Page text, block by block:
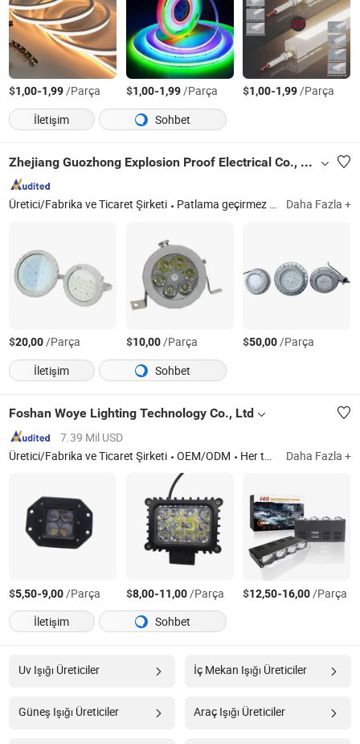
$1,00-1,99/Parça $1,00-1,99/Parça $1,00-1,99/Parça
İletişim
Sohbet
Zhejiang Guozhong Explosion Proof Electrical Co., Ltd.
Üretici/Fabrika ve Ticaret Şirketi Patlama geçirmez dağıtım kutusu Daha Fazla +
$20,00/Parça $10,00/Parça $50,00/Parça
İletişim
Sohbet
Foshan Woye Lighting Technology Co., Ltd
7.39 Mil USD
Üretici/Fabrika ve Ticaret Şirketi
OEM/ODM Her türlü LED motosiklet lambası ve otomobil lambası, halojen lamba, xenon lamba, fren lambaları, gösterge hız göstergesi ve çeşitli ihracata yönelik büyük ampuller Daha Fazla +
$5,50-9,00/Parça $8,00-11,00/Parça $12,50-16,00/Parça
İletişim
Sohbet
Uv Işığı Üreticiler İç Mekan Işığı Üreticiler
Güneş Işığı Üreticiler Araç Işığı Üreticiler